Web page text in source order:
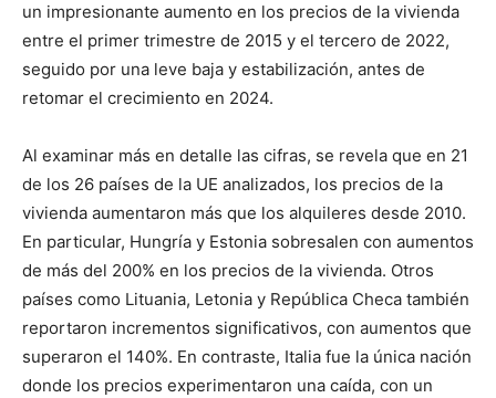
un impresionante aumento en los precios de la vivienda
entre el primer trimestre de 2015 y el tercero de 2022,
seguido por una leve baja y estabilización, antes de
retomar el crecimiento en 2024.
Al examinar más en detalle las cifras, se revela que en 21
de los 26 países de la UE analizados, los precios de la
vivienda aumentaron más que los alquileres desde 2010.
En particular, Hungría y Estonia sobresalen con aumentos
de más del 200% en los precios de la vivienda. Otros
países como Lituania, Letonia y República Checa también
reportaron incrementos significativos, con aumentos que
superaron el 140%. En contraste, Italia fue la única nación
donde los precios experimentaron una caída, con un